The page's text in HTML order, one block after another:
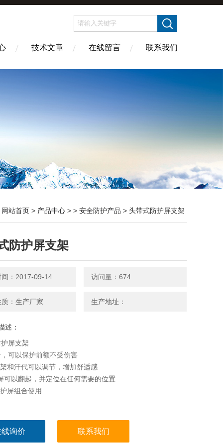
技术文章 在线留言 联系我们
网站首页 > 产品中心 > > 安全防护产品 > 头带式防护屏支架
防护屏支架
间：2017-09-14 访问量：674
：生产厂家 生产地址：
述：
屏支架
可以保护前额不受伤害
和汗代可以调节，增加舒适感
可以翻起，并定位在任何需要的位置
屏组合使用
询价 联系我们